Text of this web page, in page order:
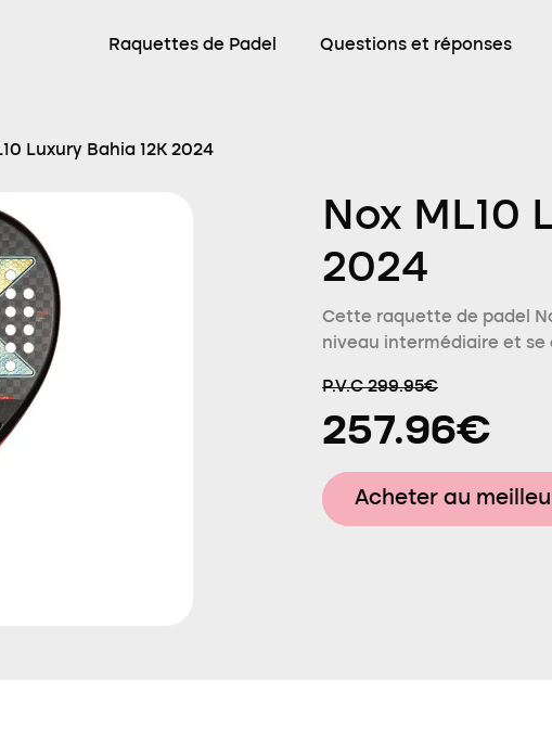
Raquettes de Padel Questions et réponses
Luxury Bahia 12K 2024
Nox ML10
2024
Cette raquette de padel
niveau intermédiaire et se
P.V.C 299.95€
257.96€
Acheter au